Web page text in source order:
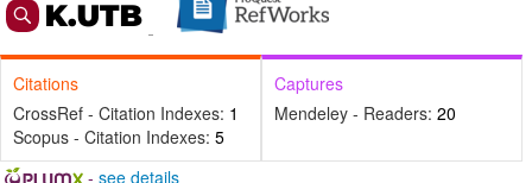
Citations
CrossRef - Citation Indexes: 1
Scopus - Citation Indexes: 5
Captures
Mendeley - Readers: 20
- see details